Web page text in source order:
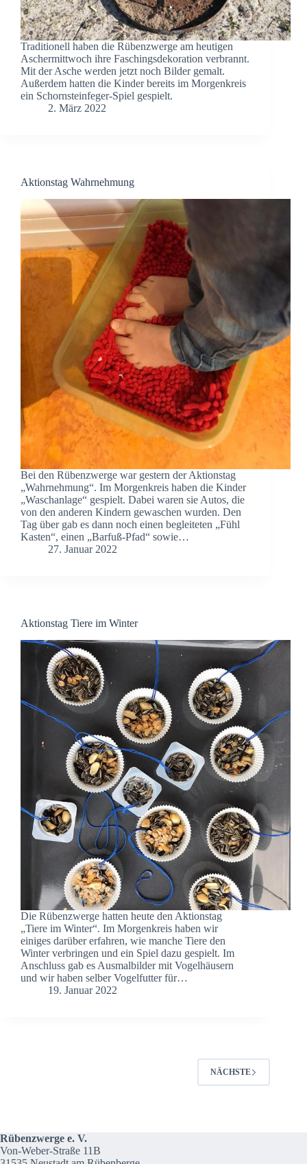
Traditionell haben die Rübenzwerge am heutigen
Aschermittwoch ihre Faschingsdekoration verbrannt.
Mit der Asche werden jetzt noch Bilder gemalt.
Außerdem hatten die Kinder bereits im Morgenkreis
ein Schornsteinfeger-Spiel gespielt.
2. März 2022
Aktionstag Wahrnehmung
Bei den Rübenzwerge war gestern der Aktionstag
„Wahrnehmung“. Im Morgenkreis haben die Kinder
„Waschanlage“ gespielt. Dabei waren sie Autos, die
von den anderen Kindern gewaschen wurden. Den
Tag über gab es dann noch einen begleiteten „Fühl
Kasten“, einen „Barfuß-Pfad“ sowie…
27. Januar 2022
Aktionstag Tiere im Winter
Die Rübenzwerge hatten heute den Aktionstag
„Tiere im Winter“. Im Morgenkreis haben wir
einiges darüber erfahren, wie manche Tiere den
Winter verbringen und ein Spiel dazu gespielt. Im
Anschluss gab es Ausmalbilder mit Vogelhäusern
und wir haben selber Vogelfutter für…
19. Januar 2022
NÄCHSTE
Rübenzwerge e. V.
Von-Weber-Straße 11B